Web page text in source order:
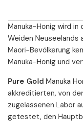
Manuka-Honig wird
Weiden Neuseelands
Maori-Bevölkerung
Manuka-Honig und
Pure Gold Manuka
akkreditierten, von
zugelassenen Labor
getestet, den